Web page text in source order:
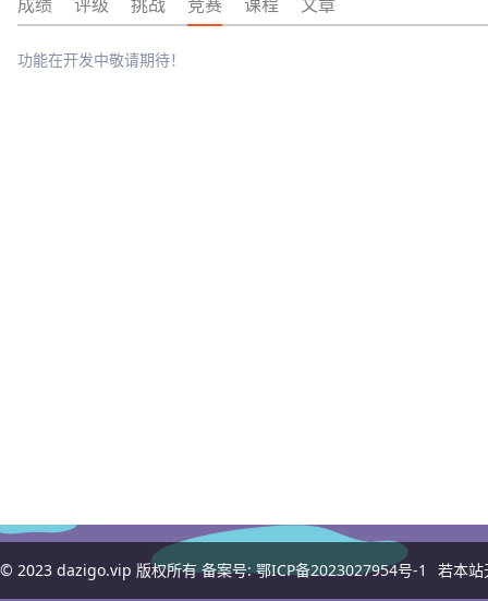
功能在开发中敬请期待！
© 2023 dazigo.vip 版权所有 备案号:鄂ICP备2023027954号-1 若本